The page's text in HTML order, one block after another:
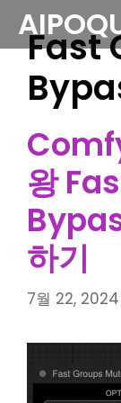
Skip
content
Fast
왕
하기
7월 22, 2024